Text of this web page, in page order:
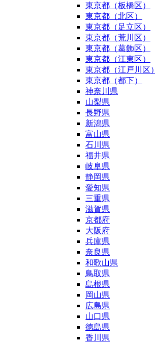
東京都（板橋区）
東京都（北区）
東京都（足立区）
東京都（荒川区）
東京都（葛飾区）
東京都（江東区）
東京都（江戸川区）
東京都（都下）
神奈川県
山梨県
長野県
新潟県
富山県
石川県
福井県
岐阜県
静岡県
愛知県
三重県
滋賀県
京都府
大阪府
兵庫県
奈良県
和歌山県
鳥取県
島根県
岡山県
広島県
山口県
徳島県
香川県